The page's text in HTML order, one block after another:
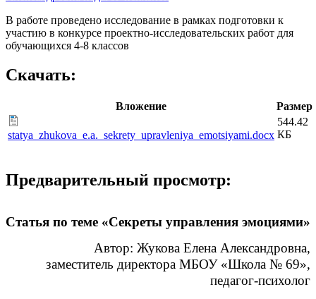
В работе проведено исследование в рамках подготовки к
участию в конкурсе проектно-исследовательских работ для
обучающихся 4-8 классов
Скачать:
Вложение Размер
statya_zhukova_e.a._sekrety_upravleniya_emotsiyami.docx
544.42
КБ
Предварительный просмотр:
Статья по теме «Секреты управления эмоциями»
Автор: Жукова Елена Александровна,
заместитель директора МБОУ «Школа № 69»,
педагог-психолог